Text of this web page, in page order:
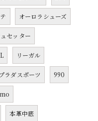
オーロラシューズ
セッター
リーガル
ラダスポーツ 990
本革中底